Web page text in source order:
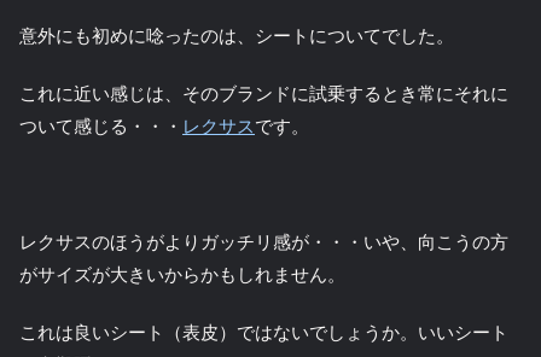
意外にも初めに唸ったのは、シートについてでした。
これに近い感じは、そのブランドに試乗するとき常にそれに
ついて感じる・・・ レクサスです。
レクサスのほうがよりガッチリ感が・・・いや、向こうの方
がサイズが大きいからかもしれません。
これは良いシート（表皮）ではないでしょうか。いいシート